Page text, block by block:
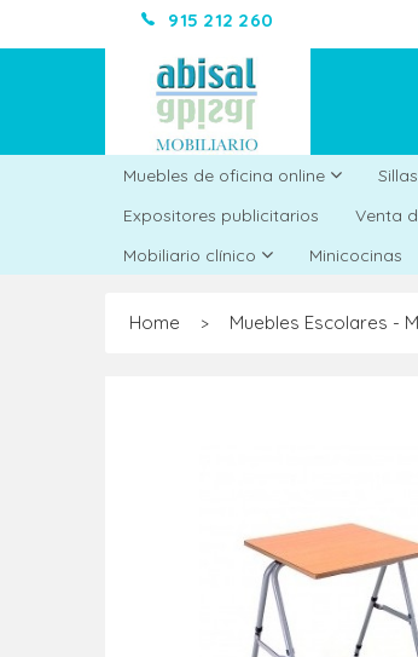
915 212 260
Muebles de oficina online
Expositores publicitarios
Venta
Mobiliario clínico
Minicocinas
Home > Muebles Escolares -